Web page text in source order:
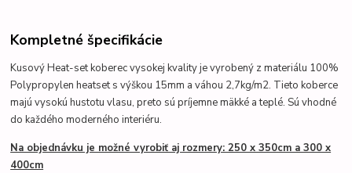
Kompletné špecifikácie
Kusový Heat-set koberec vysokej kvality je vyrobený z materiálu 100%
Polypropylen heatset s výškou 15mm a váhou 2,7kg/m2. Tieto koberce
majú vysokú hustotu vlasu, preto sú príjemne mäkké a teplé. Sú vhodné
do každého moderného interiéru.
Na objednávku je možné vyrobiť aj rozmery: 250 x 350cm a 300 x
400cm